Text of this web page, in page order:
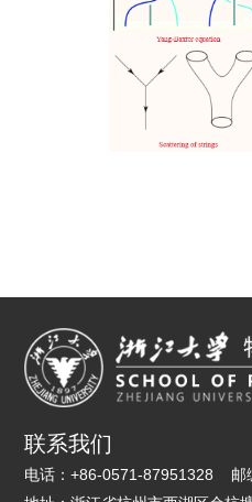
联系我们
电话：+86-0571-87951328 邮